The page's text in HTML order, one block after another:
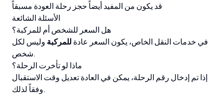
قد يكون من المفيد أيضاً حجز رحلة العودة مسبقاً
الأسئلة الشائعة
هل السعر للشخص أم للمركبة؟
في خدمات النقل الخاص، يكون السعر عادة للمركبة وليس لكل
شخص.
ماذا لو تأخرت الرحلة؟
إذا تم إدخال رقم الرحلة، يمكن في العادة تعديل وقت الاستقبال
وفقاً لذلك.